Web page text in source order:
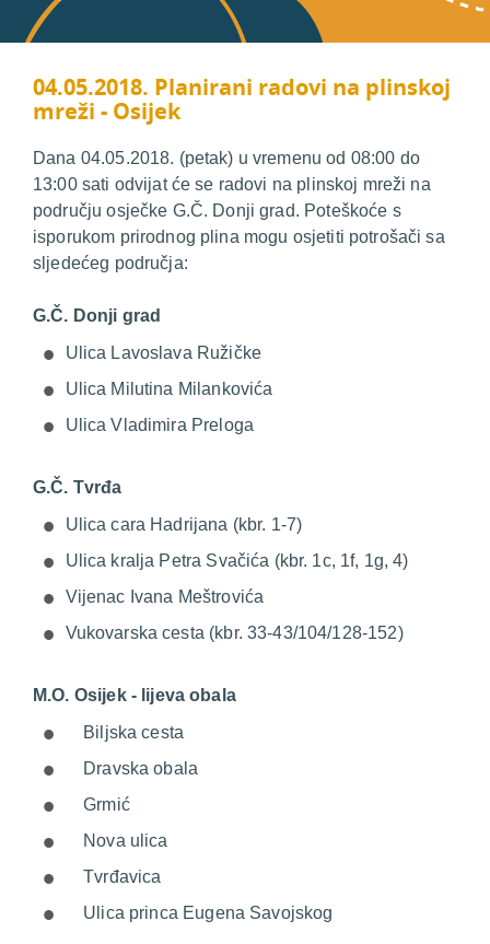
04.05.2018. Planirani radovi na plinskoj
mreži - Osijek
Dana 04.05.2018. (petak) u vremenu od 08:00 do
13:00 sati odvijat će se radovi na plinskoj mreži na
području osječke G.Č. Donji grad. Poteškoće s
isporukom prirodnog plina mogu osjetiti potrošači sa
sljedećeg područja:
G.Č. Donji grad
Ulica Lavoslava Ružičke
Ulica Milutina Milankovića
Ulica Vladimira Preloga
G.Č. Tvrđa
Ulica cara Hadrijana (kbr. 1-7)
Ulica kralja Petra Svačića (kbr. 1c, 1f, 1g, 4)
Vijenac Ivana Meštrovića
Vukovarska cesta (kbr. 33-43/104/128-152)
M.O. Osijek - lijeva obala
Biljska cesta
Dravska obala
Grmić
Nova ulica
Tvrđavica
Ulica princa Eugena Savojskog